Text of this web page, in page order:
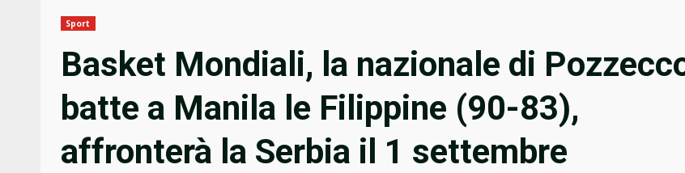
Sport
Basket Mondiali, la nazionale di
batte a Manila le Filippine (90-83),
affronterà la Serbia il 1 settembre